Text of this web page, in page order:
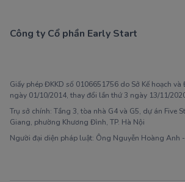
Công ty Cổ phần Early Start
Giấy phép ĐKKD số 0106651756 do Sở Kế hoạch và
ngày 01/10/2014, thay đổi lần thứ 3 ngày 13/11/
Trụ sở chính: Tầng 3, tòa nhà G4 và G5, dự án Five
Giang, phường Khương Đình, TP. Hà Nội
Người đại diện pháp luật: Ông Nguyễn Hoàng Anh